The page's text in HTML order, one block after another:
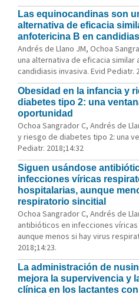
Las equinocandinas son
alternativa de eficacia
anfotericina B en
Andrés de Llano JM, Ochoa
una alternativa de eficacia similar
candidiasis invasiva. Evid Pediatr.
Obesidad en la infancia y
diabetes tipo 2: una
oportunidad
Ochoa Sangrador C, Andrés de
y riesgo de diabetes tipo 2: una
Pediatr. 2018;14:32
Siguen usándose
infecciones víricas
hospitalarias, aunque
respiratorio sincitial
Ochoa Sangrador C, Andrés de
antibióticos en infecciones
aunque menos si hay virus
2018;14:23.
La administración de
mejora la supervivencia y
clínica en los lactantes